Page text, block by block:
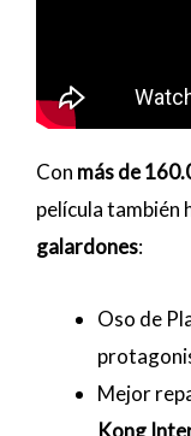
Con más de
película también
galardones:
Oso de
Mejor